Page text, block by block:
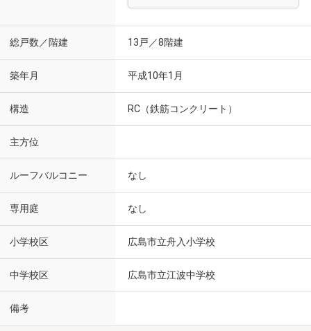
総戸数／階建 13戸／8階建
築年月 平成10年1月
構造 RC（鉄筋コンクリート）
主方位
ルーフバルコニー なし
専用庭 なし
小学校区 広島市立舟入小学校
中学校区 広島市立江波中学校
備考